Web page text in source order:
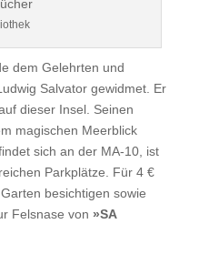
dem Gelehrten und
Salvator gewidmet. Er
dieser Insel. Seinen
magischen Meerblick
sich an der MA-10, ist
Parkplätze. Für 4 €
besichtigen sowie
Felsnase von »SA